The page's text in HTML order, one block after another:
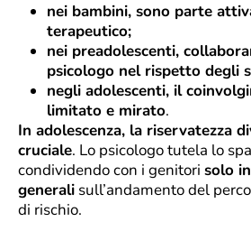
nei bambini, sono parte
terapeutico;
nei preadolescenti,
psicologo nel rispetto degli
negli adolescenti, il
limitato e mirato.
In adolescenza, la riservatezza
cruciale. Lo psicologo tutela lo
condividendo con i genitori solo
generali sull’andamento del
di rischio.